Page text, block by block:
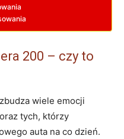
200 – czy to
wiele emocji
tych, którzy
auta na co dzień.